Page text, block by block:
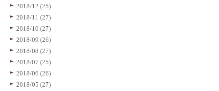
2018/12 (25)
2018/11 (27)
2018/10 (27)
2018/09 (26)
2018/08 (27)
2018/07 (25)
2018/06 (26)
2018/05 (27)